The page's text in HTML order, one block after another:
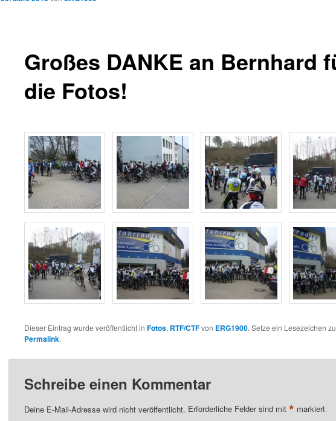
Großes DANKE an Bernhard
die Fotos!
Dieser Eintrag wurde veröffentlicht in Fotos, RTF/CTFvon ERG1900. Setze ein Lesezeichen
Permalink.
Schreibe einen Kommentar
Deine E-Mail-Adresse wird nicht veröffentlicht. Erforderliche Felder sind mit * markiert